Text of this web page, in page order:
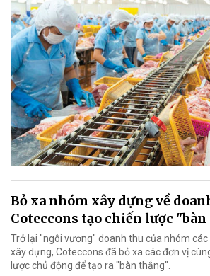
Bỏ xa nhóm xây dựng về
Coteccons tạo chiến lược
Trở lại "ngôi vương" doanh thu của nhóm
xây dựng, Coteccons đã bỏ xa các đơn vị
lược chủ động để tạo ra "bàn thắng".